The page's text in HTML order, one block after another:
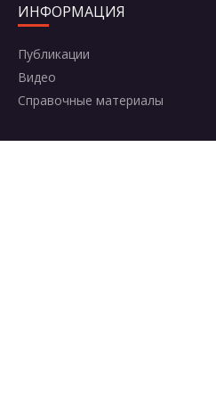
ИНФОРМАЦИЯ
Публикации
Видео
Справочные материалы